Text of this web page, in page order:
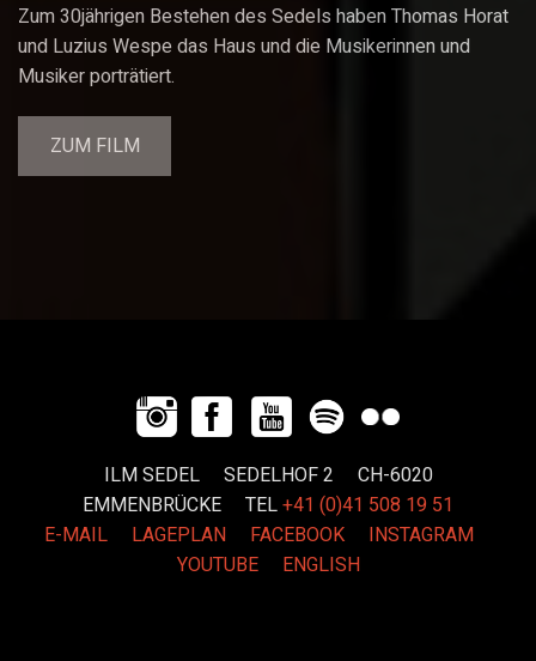
Zum 30jährigen Bestehen des Sedels haben Thomas Horat
und Luzius Wespe das Haus und die Musikerinnen und
Musiker porträtiert.
ZUM FILM
ILM SEDEL SEDELHOF 2 CH-6020
EMMENBRÜCKE TEL+41 (0)41 508 19 51
E-MAIL
LAGEPLAN FACEBOOK
INSTAGRAM
YOUTUBE
ENGLISH